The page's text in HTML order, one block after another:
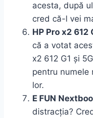
acesta, după
cred că-l vei
HP Pro x2 612
că a votat
x2 612 G1 și
pentru numele
lor.
E FUN
distracția?